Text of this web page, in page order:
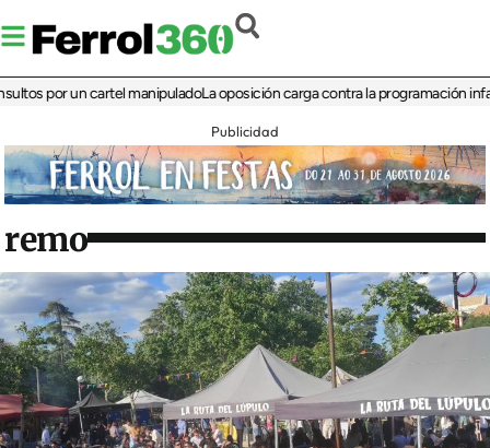
un cartel manipuladoLa oposición carga contra la programación infantil de
Publicidad
remo